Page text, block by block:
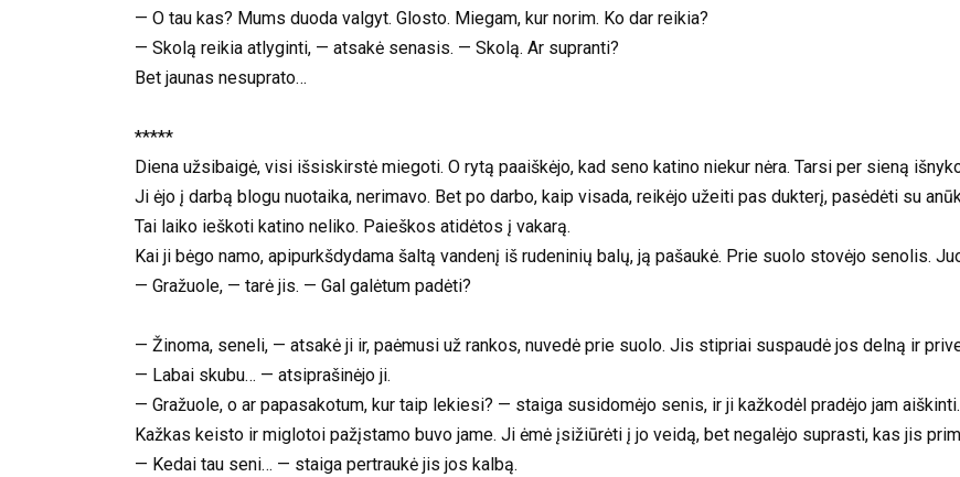
— O tau kas? Mums duoda valgyt. Glosto. Miegam, kur norim. Ko dar reikia?
— Skolą reikia atlyginti, — atsakė senasis. — Skolą. Ar supranti?
Bet jaunas nesuprato…
*****
Diena užsibaigė, visi išsiskirstė miegoti. O rytą paaiškėjo, kad seno katino niekur nėra. Tarsi per sieną
Ji ėjo į darbą blogu nuotaika, nerimavo. Bet po darbo, kaip visada, reikėjo užeiti pas dukterį, pasėdėti su
Tai laiko ieškoti katino neliko. Paieškos atidėtos į vakarą.
Kai ji bėgo namo, apipurkšdydama šaltą vandenį iš rudeninių balų, ją pašaukė. Prie suolo stovėjo senolis.
— Gražuole, — tarė jis. — Gal galėtum padėti?
— Žinoma, seneli, — atsakė ji ir, paėmusi už rankos, nuvedė prie suolo. Jis stipriai suspaudė jos delną ir
— Labai skubu… — atsiprašinėjo ji.
— Gražuole, o ar papasakotum, kur taip lekiesi? — staiga susidomėjo senis, ir ji kažkodėl pradėjo jam aiškinti.
Kažkas keisto ir miglotoi pažįstamo buvo jame. Ji ėmė įsižiūrėti į jo veidą, bet negalėjo suprasti, kas jis
— Kedai tau seni… — staiga pertraukė jis jos kalbą.